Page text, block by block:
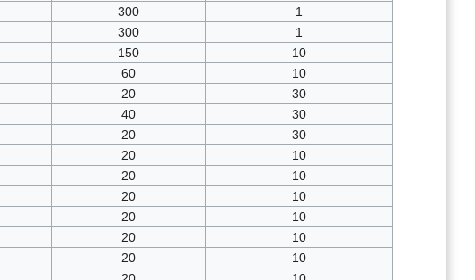
300
1
300
1
150
10
60
10
20
30
40
30
20
30
20
10
20
10
20
10
20
10
20
10
20
10